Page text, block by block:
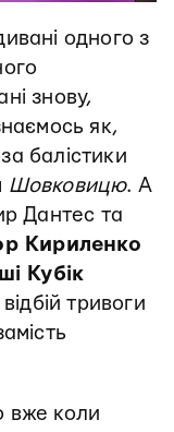
одного з
знову,
як,
балістики
Шовковицю. А
Дантес та
Кириленко
Кубік
тривоги
вже коли